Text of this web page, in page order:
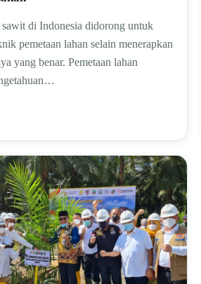
sawit di Indonesia didorong untuk
pemetaan lahan selain menerapkan
yang benar. Pemetaan lahan